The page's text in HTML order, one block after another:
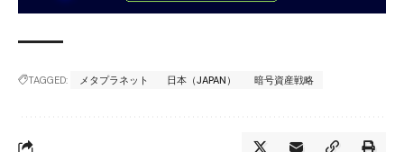
TAGGED: メタプラネット 日本（JAPAN） 暗号資産戦略